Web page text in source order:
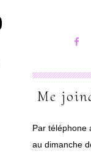
Me
Par téléphone
au dimanche